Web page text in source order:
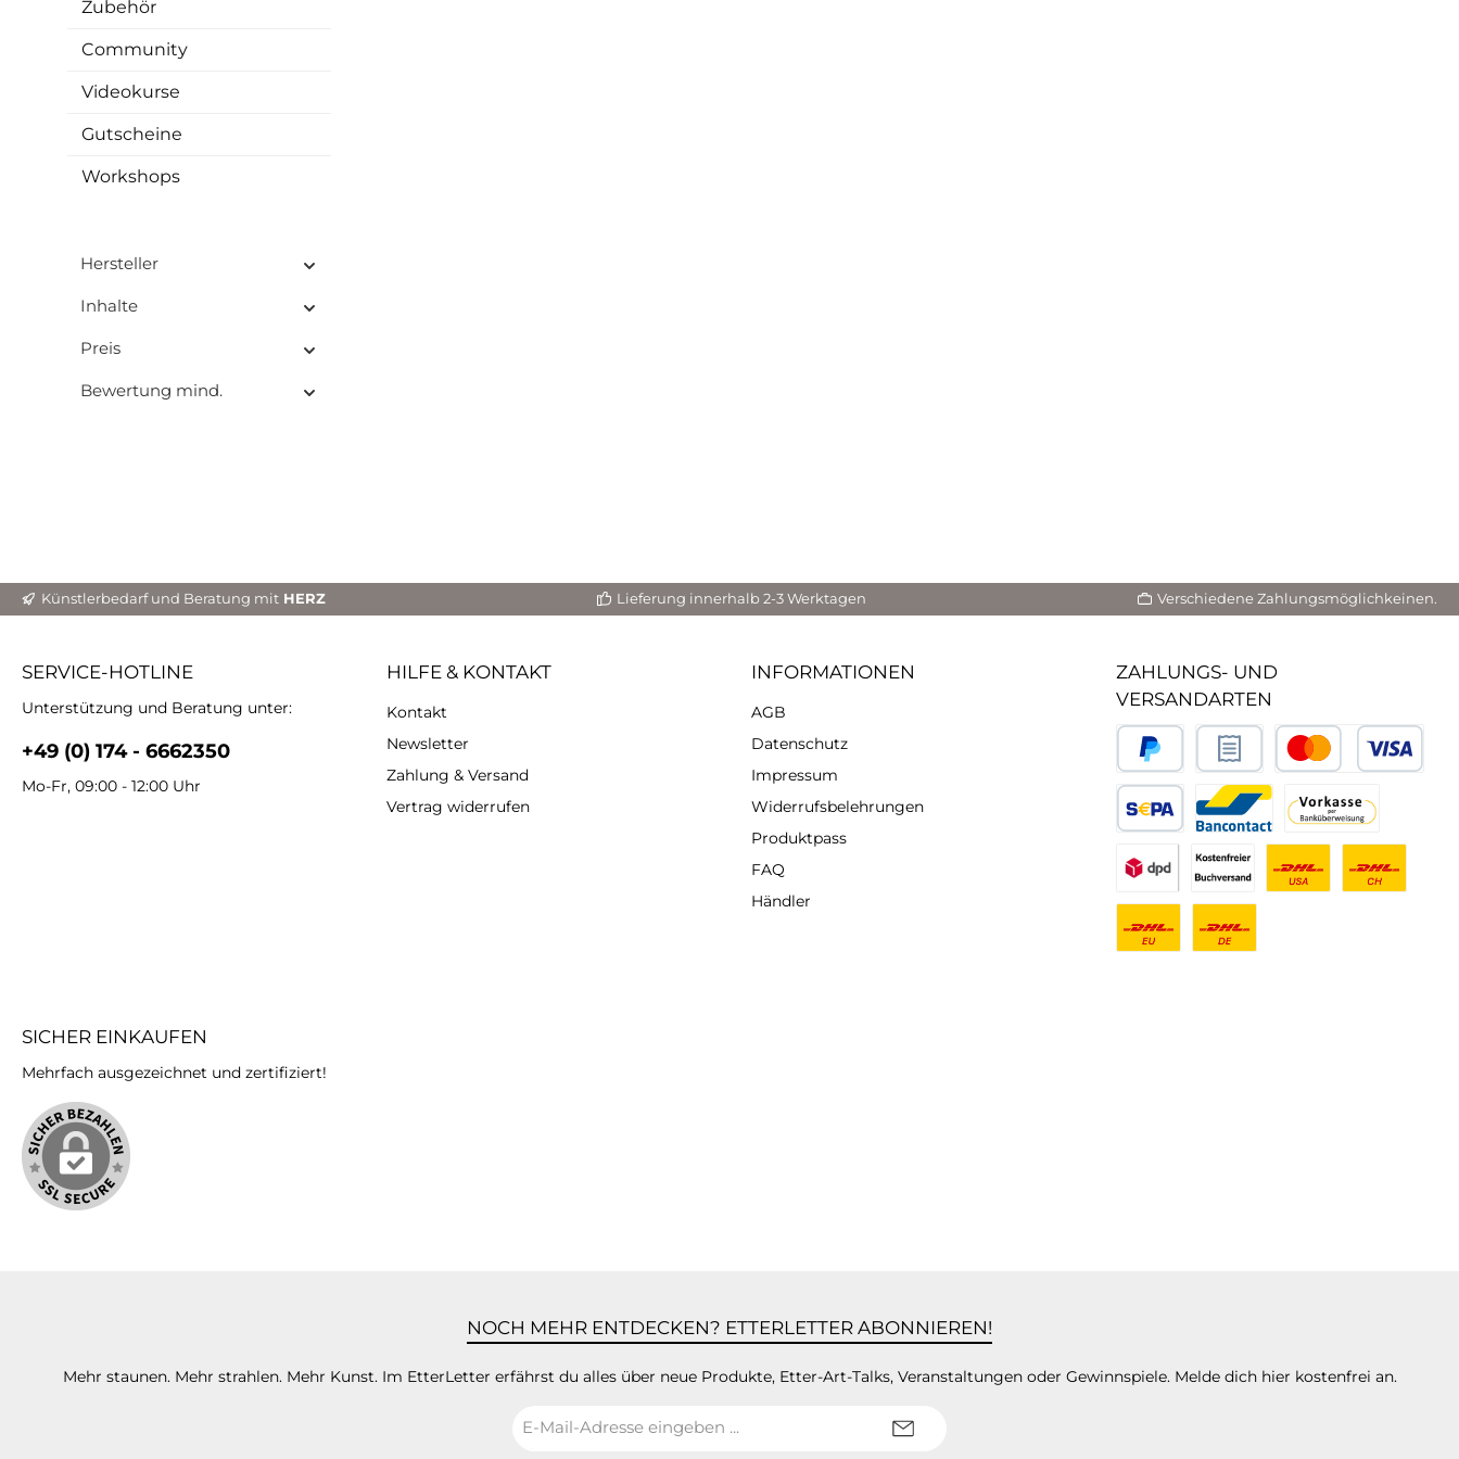
Zubehör
Community
Videokurse
Gutscheine
Workshops
Hersteller
Inhalte
Preis
Bewertung mind.
Künstlerbedarf und Beratung mit HERZ Lieferung innerhalb 2-3 Werktagen Verschiedene Zahlungsmöglichkeinen.
SERVICE-HOTLINE
Unterstützung und Beratung unter:
+49 (0) 174 - 6662350
Mo-Fr, 09:00 - 12:00 Uhr
HILFE & KONTAKT
Kontakt
Newsletter
Zahlung & Versand
Vertrag widerrufen
INFORMATIONEN
AGB
Datenschutz
Impressum
Widerrufsbelehrungen
Produktpass
FAQ
Händler
ZAHLUNGS- UND
VERSANDARTEN
SICHER EINKAUFEN
Mehrfach ausgezeichnet und zertifiziert!
NOCH MEHR ENTDECKEN? ETTERLETTER ABONNIEREN!
Mehr staunen. Mehr strahlen. Mehr Kunst. Im EtterLetter erfährst du alles über neue Produkte, Etter-Art-Talks, Veranstaltungen oder Gewinnspiele. Melde dich hier kostenfrei an.
Mail-